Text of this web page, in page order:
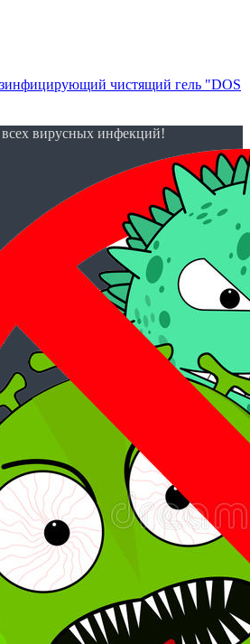
чистящий гель "DOS
вирусных инфекций!